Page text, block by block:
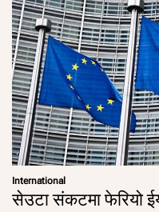
International
सेउटा संकटमा फेरियो